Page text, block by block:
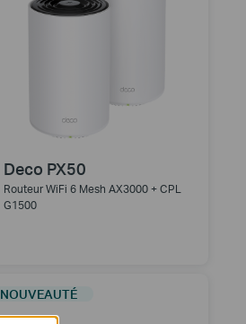
Deco PX50
Routeur WiFi 6 Mesh AX3000 + CPL
G1500
NOUVEAUTÉ